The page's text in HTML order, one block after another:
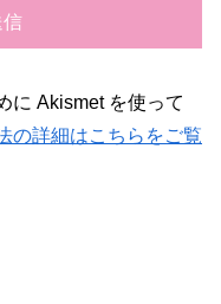
に Akismet を使って
の詳細はこちらをご覧